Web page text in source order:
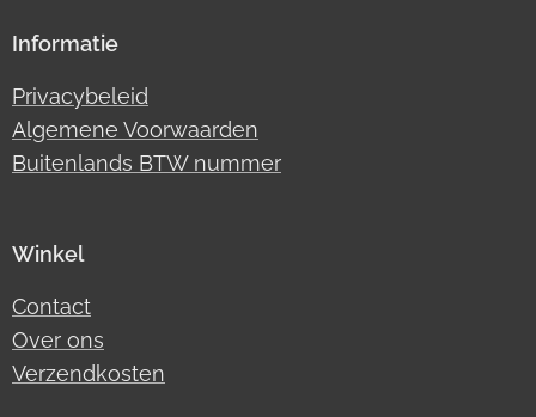
Informatie
Privacybeleid
Algemene Voorwaarden
Buitenlands BTW nummer
Winkel
Contact
Over ons
Verzendkosten